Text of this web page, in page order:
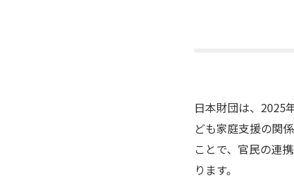
日本財団は、2025
ども家庭支援の関
ことで、官民の連
ります。